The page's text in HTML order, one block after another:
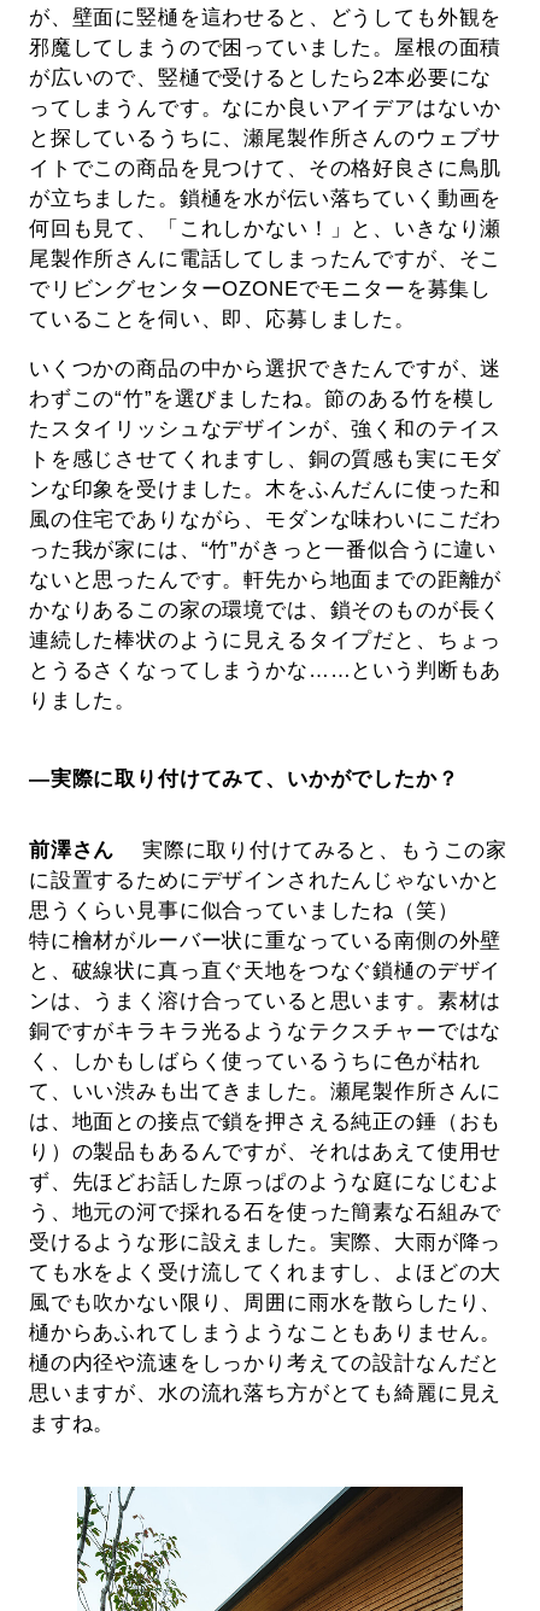
が、壁面に竪樋を這わせると、どうしても外観を
邪魔してしまうので困っていました。屋根の面積
が広いので、竪樋で受けるとしたら2本必要にな
ってしまうんです。なにか良いアイデアはないか
と探しているうちに、瀬尾製作所さんのウェブサ
イトでこの商品を見つけて、その格好良さに鳥肌
が立ちました。鎖樋を水が伝い落ちていく動画を
何回も見て、「これしかない！」と、いきなり瀬
尾製作所さんに電話してしまったんですが、そこ
でリビングセンターOZONEでモニターを募集し
ていることを伺い、即、応募しました。
いくつかの商品の中から選択できたんですが、迷
わずこの“竹”を選びましたね。節のある竹を模し
たスタイリッシュなデザインが、強く和のテイス
トを感じさせてくれますし、銅の質感も実にモダ
ンな印象を受けました。木をふんだんに使った和
風の住宅でありながら、モダンな味わいにこだわ
った我が家には、“竹”がきっと一番似合うに違い
ないと思ったんです。軒先から地面までの距離が
かなりあるこの家の環境では、鎖そのものが長く
連続した棒状のように見えるタイプだと、ちょっ
とうるさくなってしまうかな……という判断もあ
りました。
―実際に取り付けてみて、いかがでしたか？
前澤さん
実際に取り付けてみると、もうこの家
に設置するためにデザインされたんじゃないかと
思うくらい見事に似合っていましたね（笑）
特に檜材がルーバー状に重なっている南側の外壁
と、破線状に真っ直ぐ天地をつなぐ鎖樋のデザイ
ンは、うまく溶け合っていると思います。素材は
銅ですがキラキラ光るようなテクスチャーではな
く、しかもしばらく使っているうちに色が枯れ
て、いい渋みも出てきました。瀬尾製作所さんに
は、地面との接点で鎖を押さえる純正の錘（おも
り）の製品もあるんですが、それはあえて使用せ
ず、先ほどお話した原っぱのような庭になじむよ
う、地元の河で採れる石を使った簡素な石組みで
受けるような形に設えました。実際、大雨が降っ
ても水をよく受け流してくれますし、よほどの大
風でも吹かない限り、周囲に雨水を散らしたり、
樋からあふれてしまうようなこともありません。
樋の内径や流速をしっかり考えての設計なんだと
思いますが、水の流れ落ち方がとても綺麗に見え
ますね。